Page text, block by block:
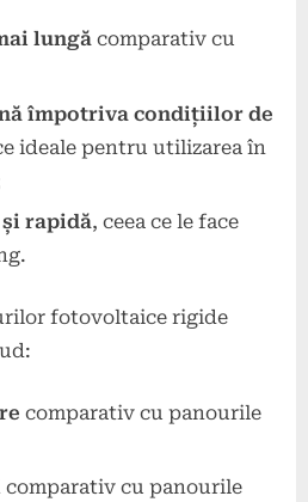
lungă comparativ cu
împotriva condițiilor de
ideale pentru utilizarea în
rapidă, ceea ce le face
fotovoltaice rigide
comparativ cu panourile
comparativ cu panourile